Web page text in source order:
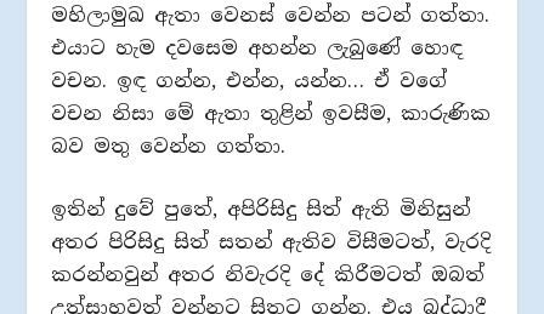
මහිලාමුඛ ඇතා වෙනස් වෙන්න පටන් ගත්තා.
එයාට හැම දවසෙම අහන්න ලැබුණේ හොඳ
වචන. ඉඳ ගන්න, එන්න, යන්න… ඒ වගේ
වචන නිසා මේ ඇතා තුළින් ඉවසීම, කාරුණික
බව මතු වෙන්න ගත්තා.
ඉතින් දුවේ පුතේ, අපිරිසිදු සිත් ඇති මිනිසුන්
අතර පිරිසිදු සිත් සතන් ඇතිව විසීමටත්, වැරදි
කරන්නවුන් අතර නිවැරදි දේ කිරීමටත් ඔබත්
උත්සාහවත් වන්නට සිතට ගන්න. එය බුද්ධාදී